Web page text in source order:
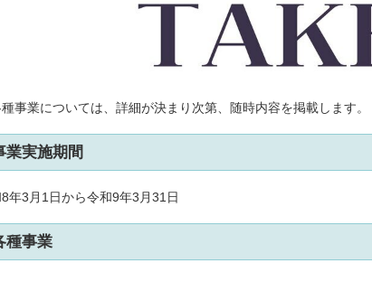
事業については、詳細が決まり次第、随時内容を掲載します。
業実施期間
年3月1日から令和9年3月31日
種事業